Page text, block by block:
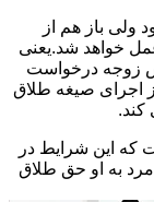
باز هم از
خواهد شد.یعنی
زوجه درخواست
اجرای صیغه طلاق
کند.
که این شرایط در
به او حق طلاق